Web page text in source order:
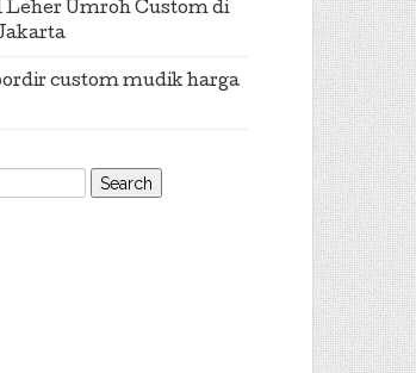
Leher Umroh Custom di
custom mudik harga